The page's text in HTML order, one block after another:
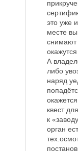
это уже
месте
снимают
А
либо
наряд
квест
к
орган